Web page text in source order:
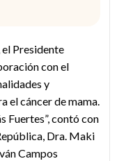
el Presidente
con el
y
el cáncer de mama.
Fuertes”, contó con
Dra. Maki
Campos